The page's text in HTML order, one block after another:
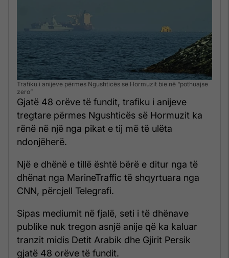
Trafiku i anijeve përmes Ngushticës së Hormuzit bie në “pothuajse
zero”
Gjatë 48 orëve të fundit, trafiku i anijeve
tregtare përmes Ngushticës së Hormuzit ka
rënë në një nga pikat e tij më të ulëta
ndonjëherë.
Një e dhënë e tillë është bërë e ditur nga të
dhënat nga MarineTraffic të shqyrtuara nga
CNN, përcjell Telegrafi.
Sipas mediumit në fjalë, seti i të dhënave
publike nuk tregon asnjë anije që ka kaluar
tranzit midis Detit Arabik dhe Gjirit Persik
gjatë 48 orëve të fundit.